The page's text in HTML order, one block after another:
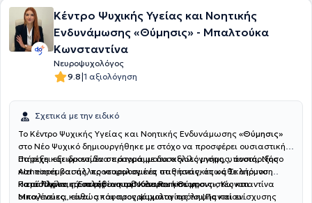
Κέντρο Ψυχικής Υγείας και Νοητικής
Ενδυνάμωσης «Θύμησις» - Μπαλτούκα
Κωνσταντίνα
Νευροψυχολόγος
9.8|1 αξιολόγηση
Σχετικά με την ειδικό
Το Κέντρο Ψυχικής Υγείας και Νοητικής Ενδυνάμωσης «Θύμησις»
στο Νέο Ψυχικό δημιουργήθηκε με στόχο να προσφέρει ουσιαστική
στήριξη και φροντίδα σε άτομα με δυσκολίες μνήμης, άνοια, Νόσο
Alzheimer και άλλες νευρολογικές παθήσεις, όπως Σκλήρυνση
κατά Πλάκας, Επιληψία και Νόσο Parkinson.
Παρέχει εξειδικευμένα προγράμματα αξιολόγησης, υποστήριξης
και παρέμβασης, προσαρμοσμένα στις ανάγκες κάθε ατόμου.
Παράλληλα, προσφέρει συμβουλευτική σε φροντιστές και
οικογένειες, καθώς και προγράμματα πρόληψης και ενίσχυσης
Η επιστημονικά υπεύθυνη του Κέντρου «Θύμησις», Κωνσταντίνα
Μπαλτούκα, είναι απόφοιτος ψυχολογίας του Παντείου